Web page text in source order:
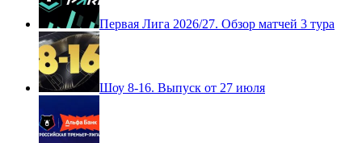
Первая Лига 2026/27. Обзор матчей 3 тура
Шоу 8-16. Выпуск от 27 июля